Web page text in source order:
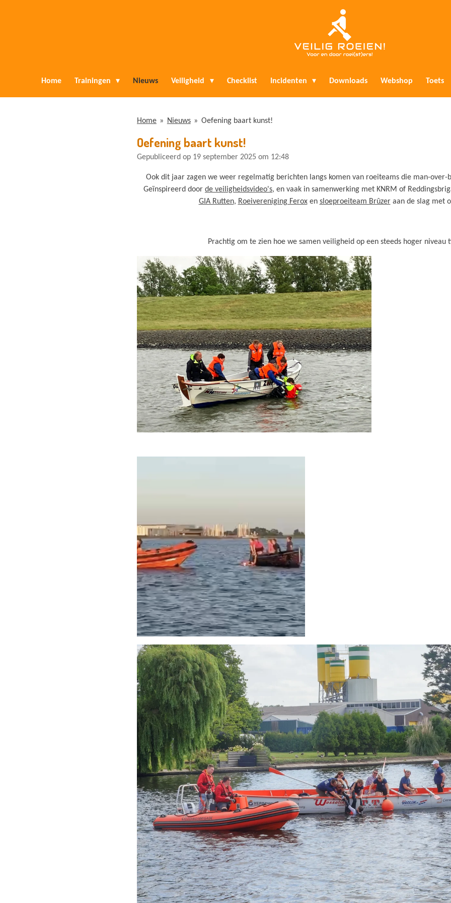
Home Trainingen Nieuws Veiligheid Checklist Incidenten Downloads Webshop Toets
Home » Nieuws » Oefening baart kunst!
Oefening baart kunst!
Gepubliceerd op 19 september 2025 om 12:48
Ook dit jaar zagen we weer regelmatig berichten langs komen van roeiteams die man-over-
Geïnspireerd door de veiligheidsvideo's, en vaak in samenwerking met KNRM of
GIA Rutten, Roeivereniging Feroxen sloeproeiteam Brûzeraan de slag met
Prachtig om te zien hoe we samen veiligheid op een steeds hoger niveau